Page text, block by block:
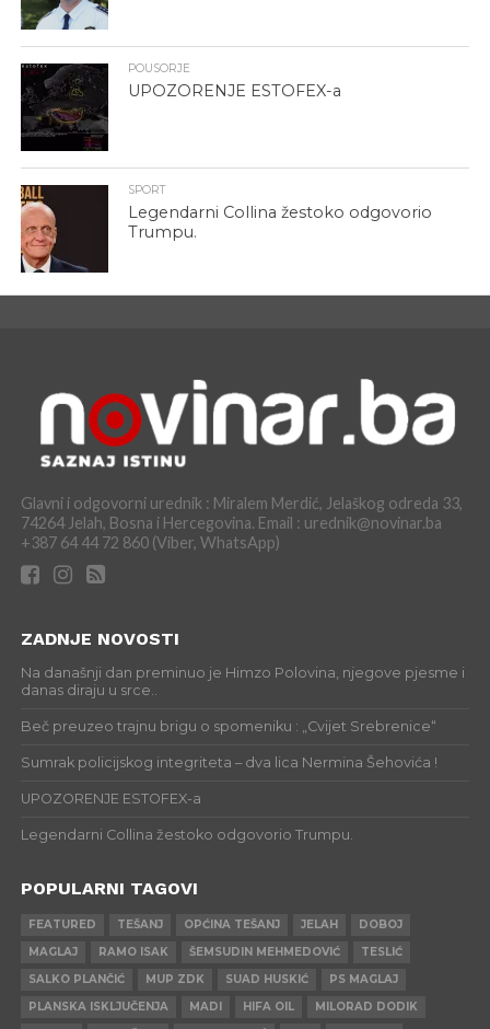
POUSORJE
UPOZORENJE ESTOFEX-a
SPORT
Legendarni Collina žestoko odgovorio
Trumpu.
Glavni i odgovorni urednik : Miralem Merdić, Jelaškog odreda 33,
74264 Jelah, Bosna i Hercegovina. Email : urednik@novinar.ba
+387 64 44 72 860 (Viber, WhatsApp)
ZADNJE NOVOSTI
Na današnji dan preminuo je Himzo Polovina, njegove pjesme i
danas diraju u srce..
Beč preuzeo trajnu brigu o spomeniku : „Cvijet Srebrenice“
Sumrak policijskog integriteta – dva lica Nermina Šehovića !
UPOZORENJE ESTOFEX-a
Legendarni Collina žestoko odgovorio Trumpu.
POPULARNI TAGOVI
FEATURED TEŠANJ OPĆINA TEŠANJ JELAH
DOBOJ
MAGLAJ
RAMO ISAK ŠEMSUDIN MEHMEDOVIĆ
TESLIĆ
SALKO PLANČIĆ
MUP ZDK SUAD HUSKIĆ
PS MAGLAJ
PLANSKA ISKLJUČENJA
MADI HIFA OIL
MILORAD DODIK